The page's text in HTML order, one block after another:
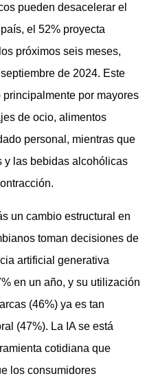
pueden desacelerar el
el 52% proyecta
próximos seis meses,
de 2024. Este
por mayores
de ocio, alimentos
personal, mientras que
y las bebidas alcohólicas
un cambio estructural en
toman decisiones de
artificial generativa
en un año, y su utilización
(46%) ya es tan
(47%). La IA se está
cotidiana que
los consumidores